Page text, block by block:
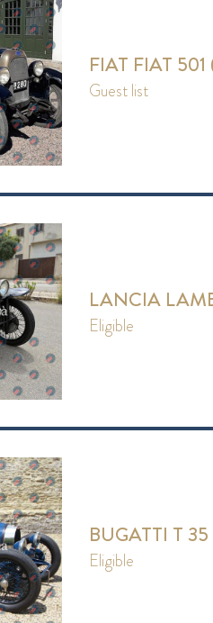
FIAT FIAT
guest list
LANCIA
eligible
BUGATTI T
eligible